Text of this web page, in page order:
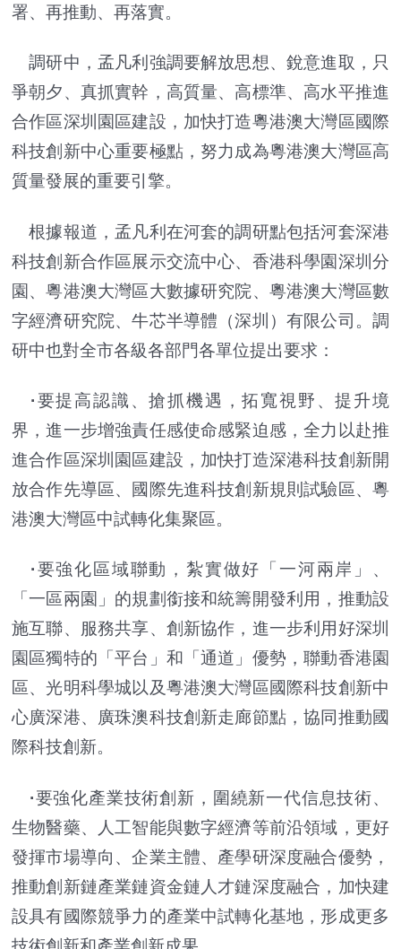
署、再推動、再落實。
調研中，孟凡利強調要解放思想、銳意進取，只
爭朝夕、真抓實幹，高質量、高標準、高水平推進
合作區深圳園區建設，加快打造粵港澳大灣區國際
科技創新中心重要極點，努力成為粵港澳大灣區高
質量發展的重要引擎。
根據報道，孟凡利在河套的調研點包括河套深港
科技創新合作區展示交流中心、香港科學園深圳分
園、粵港澳大灣區大數據研究院、粵港澳大灣區數
字經濟研究院、牛芯半導體（深圳）有限公司。調
研中也對全市各級各部門各單位提出要求：
·要提高認識、搶抓機遇，拓寬視野、提升境
界，進一步增強責任感使命感緊迫感，全力以赴推
進合作區深圳園區建設，加快打造深港科技創新開
放合作先導區、國際先進科技創新規則試驗區、粵
港澳大灣區中試轉化集聚區。
·要強化區域聯動，紮實做好「一河兩岸」、
「一區兩園」的規劃銜接和統籌開發利用，推動設
施互聯、服務共享、創新協作，進一步利用好深圳
園區獨特的「平台」和「通道」優勢，聯動香港園
區、光明科學城以及粵港澳大灣區國際科技創新中
心廣深港、廣珠澳科技創新走廊節點，協同推動國
際科技創新。
·要強化產業技術創新，圍繞新一代信息技術、
生物醫藥、人工智能與數字經濟等前沿領域，更好
發揮市場導向、企業主體、產學研深度融合優勢，
推動創新鏈產業鏈資金鏈人才鏈深度融合，加快建
設具有國際競爭力的產業中試轉化基地，形成更多